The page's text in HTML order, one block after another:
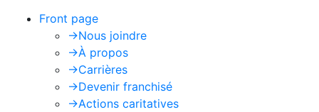
Front page
->Nous joindre
->À propos
->Carrières
->Devenir franchisé
->Actions caritatives